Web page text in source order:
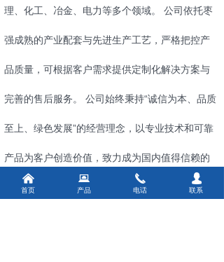
理、化工、冶金、电力等多个领域。 公司依托枣
强成熟的产业配套与先进生产工艺，严格把控产
品质量，可根据客户需求提供定制化解决方案与
完善的售后服务。 公司始终秉持“诚信为本、品质
至上、绿色发展”的经营理念，以专业技术和可靠
产品为客户创造价值，致力成为国内值得信赖的
环保设备综合服务商。
낀
首页
뀵
产品
끅
电话
넙
联系